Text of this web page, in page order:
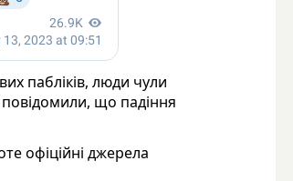
пабліків, люди чули
що падіння
офіційні джерела